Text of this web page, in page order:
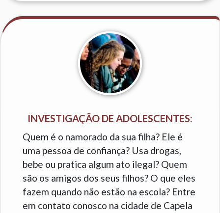
INVESTIGAÇÃO DE ADOLESCENTES:
Quem é o namorado da sua filha? Ele é
uma pessoa de confiança? Usa drogas,
bebe ou pratica algum ato ilegal? Quem
são os amigos dos seus filhos? O que eles
fazem quando não estão na escola? Entre
em contato conosco na cidade de Capela